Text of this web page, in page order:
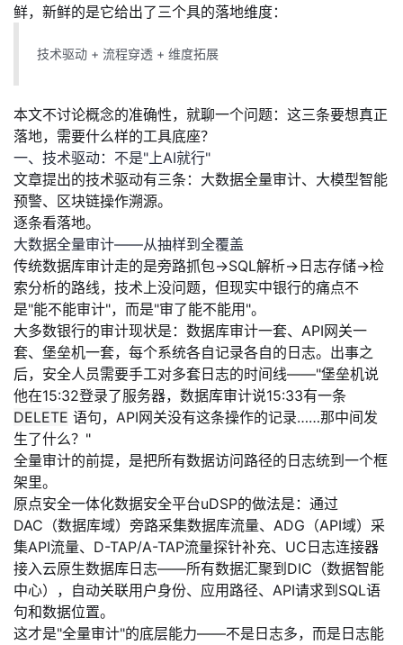
者
我
的
博
客
我
的
论
坛
我
的
圈
子
我
的
直
播
我
的
活
动
我
的
关
注
发
学
堂
我
的
课
程
我
的
认
证
我
的
实
验
我
的
收
藏
Programs
的
持
我
的
技
术
支
持
我
的
云
声
建
议
鲜，新鲜的是它给出了三个具的落地维度：
技术驱动 + 流程穿透 + 维度拓展
本文不讨论概念的准确性，就聊一个问题： 这三条要想真正
落地，需要什么样的工具底座？
一、技术驱动：不是"上AI就行"
文章提出的技术驱动有三条：大数据全量审计、大模型智能
预警、区块链操作溯源。
逐条看落地。
大数据全量审计——从抽样到全覆盖
传统数据库审计走的是旁路抓包→SQL解析→日志存储→检
索分析的路线，技术上没问题，但现实中银行的痛点不
是"能不能审计"，而是"审了能不能用"。
大多数银行的审计现状是：数据库审计一套、API网关一
套、堡垒机一套，每个系统各自记录各自的日志。出事之
后，安全人员需要手工对多套日志的时间线——"堡垒机说
他在15:32登录了服务器，数据库审计说15:33有一条
DELETE 语句，API网关没有这条操作的记录……那中间发
生了什么？"
全量审计的前提，是把所有数据访问路径的日志统到一个框
架里。
原点安全一体化数据安全平台uDSP的做法是：通过
DAC（数据库域）旁路采集数据库流量、ADG（API域）采
集API流量、D-TAP/A-TAP流量探针补充、UC日志连接器
接入云原生数据库日志——所有数据汇聚到DIC（数据智能
中心），自动关联用户身份、应用路径、API请求到SQL语
句和数据位置。
这才是"全量审计"的底层能力——不是日志多，而是日志能